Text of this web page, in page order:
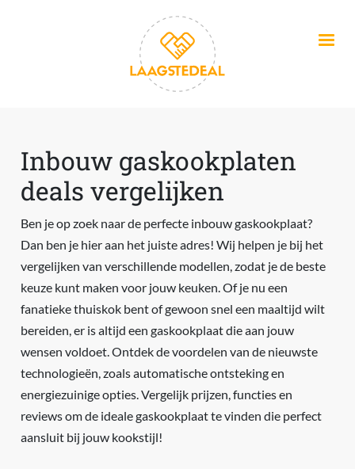
Inbouw gaskookplaten
deals vergelijken
Ben je op zoek naar de perfecte inbouw gaskookplaat?
Dan ben je hier aan het juiste adres! Wij helpen je bij het
vergelijken van verschillende modellen, zodat je de beste
keuze kunt maken voor jouw keuken. Of je nu een
fanatieke thuiskok bent of gewoon snel een maaltijd wilt
bereiden, er is altijd een gaskookplaat die aan jouw
wensen voldoet. Ontdek de voordelen van de nieuwste
technologieën, zoals automatische ontsteking en
energiezuinige opties. Vergelijk prijzen, functies en
reviews om de ideale gaskookplaat te vinden die perfect
aansluit bij jouw kookstijl!